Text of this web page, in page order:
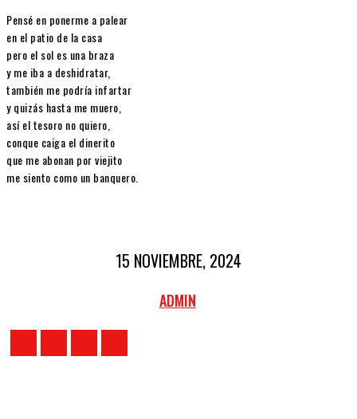
Pensé en ponerme a palear
en el patio de la casa
pero el sol es una braza
y me iba a deshidratar,
también me podría infartar
y quizás hasta me muero,
así el tesoro no quiero,
conque caiga el dinerito
que me abonan por viejito
me siento como un banquero.
15 NOVIEMBRE, 2024
ADMIN